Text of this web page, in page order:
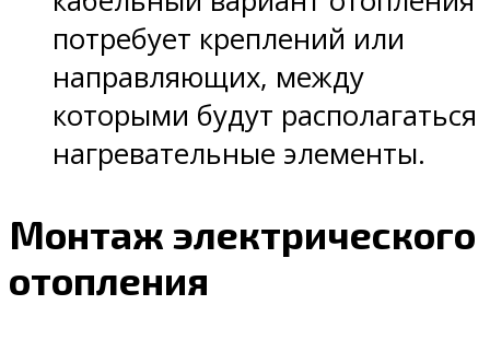
потребует креплений или
направляющих, между
которыми будут располагаться
нагревательные элементы.
Монтаж электрического
отопления